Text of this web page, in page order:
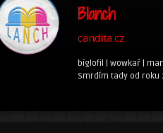
Blanch
candita.cz
bíglofil | wowkař |
Smrdím tady od roku